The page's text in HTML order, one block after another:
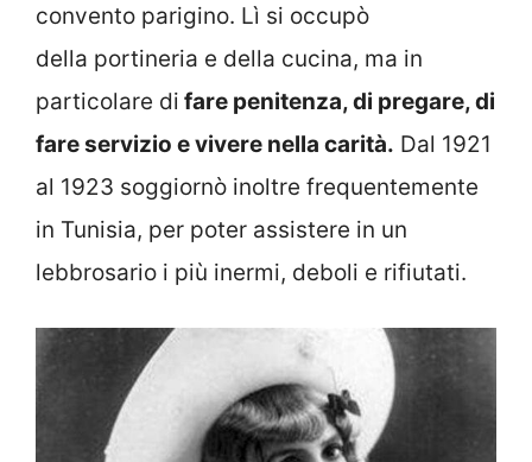
convento parigino. Lì si occupò
della portineria e della cucina, ma in
particolare di fare penitenza, di pregare, di
fare servizio e vivere nella carità. Dal 1921
al 1923 soggiornò inoltre frequentemente
in Tunisia, per poter assistere in un
lebbrosario i più inermi, deboli e rifiutati.